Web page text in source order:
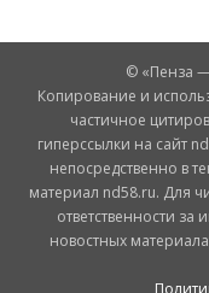
© «Пенза
Копирование и
частичное
гиперссылки на сайт
непосредственно в
материал nd58.ru. Для
ответственности
новостных